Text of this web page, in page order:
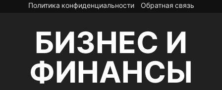
Перейти
содержимому
Политика конфиденциальности Обратная связь
БИЗНЕС И
ФИНАНСЫ